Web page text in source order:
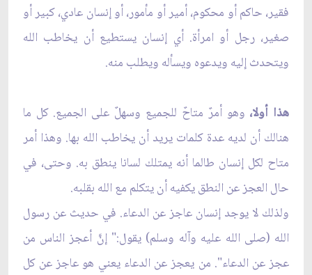
فقير، حاكم أو محكوم، أمير أو مأمور، أو إنسان عادي، كبير أو
صغير، رجل أو امرأة. أي إنسان يستطيع أن يخاطب الله
ويتحدث إليه ويدعوه ويسأله ويطلب منه.
هذا أولا، وهو أمرٌ متاحٌ للجميع وسهلٌ على الجميع. كل ما
هنالك أن لديه عدة كلمات يريد أن يخاطب الله بها. وهذا أمر
متاح لكل إنسان طالما أنه يمتلك لسانا ينطق به. وحتى، في
حال العجز عن النطق يكفيه أن يتكلم مع الله بقلبه.
ولذلك لا يوجد إنسان عاجز عن الدعاء. في حديث عن رسول
الله (صلى الله عليه وآله وسلم) يقول:" إنَّ أعجز الناس من
عجز عن الدعاء". من يعجز عن الدعاء يعني هو عاجز عن كل